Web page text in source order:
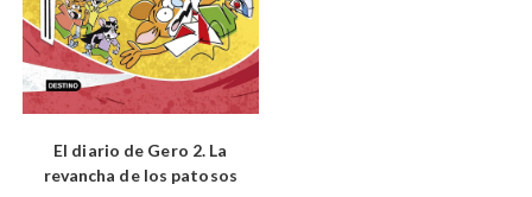
El diario de Gero 2. La
revancha de los patosos